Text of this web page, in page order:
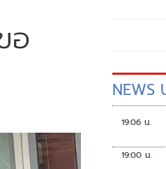
อ
NEWS
19:06 น.
19:00 น.